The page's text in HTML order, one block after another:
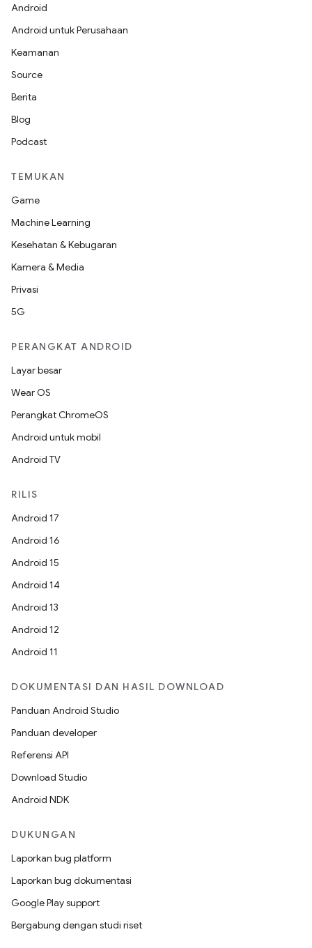
Android
Android untuk Perusahaan
Keamanan
Source
Berita
Blog
Podcast
TEMUKAN
Game
Machine Learning
Kesehatan & Kebugaran
Kamera & Media
Privasi
5G
PERANGKAT ANDROID
Layar besar
Wear OS
Perangkat ChromeOS
Android untuk mobil
Android TV
RILIS
Android 17
Android 16
Android 15
Android 14
Android 13
Android 12
Android 11
DOKUMENTASI DAN HASIL DOWNLOAD
Panduan Android Studio
Panduan developer
Referensi API
Download Studio
Android NDK
DUKUNGAN
Laporkan bug platform
Laporkan bug dokumentasi
Google Play support
Bergabung dengan studi riset